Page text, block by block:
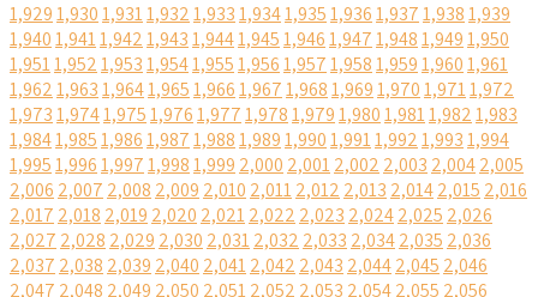
1,9291,9301,9311,9321,9331,9341,9351,9361,9371,9381,939
1,9401,9411,9421,9431,9441,9451,9461,9471,9481,9491,950
1,9511,9521,9531,9541,9551,9561,9571,9581,9591,9601,961
1,9621,9631,9641,9651,9661,9671,9681,9691,9701,9711,972
1,9731,9741,9751,9761,9771,9781,9791,9801,9811,9821,983
1,9841,9851,9861,9871,9881,9891,9901,9911,9921,9931,994
1,9951,9961,9971,9981,999 2,000 2,0012,002 2,003 2,0042,005
2,006 2,007 2,008 2,009 2,010 2,0112,012 2,013 2,0142,015 2,016
2,017 2,018 2,019 2,020 2,0212,022 2,023 2,0242,025 2,026
2,027 2,028 2,029 2,030 2,0312,032 2,033 2,0342,035 2,036
2,037 2,038 2,039 2,040 2,0412,042 2,043 2,0442,045 2,046
2,047 2,048 2,049 2,050 2,0512,052 2,053 2,0542,055 2,056